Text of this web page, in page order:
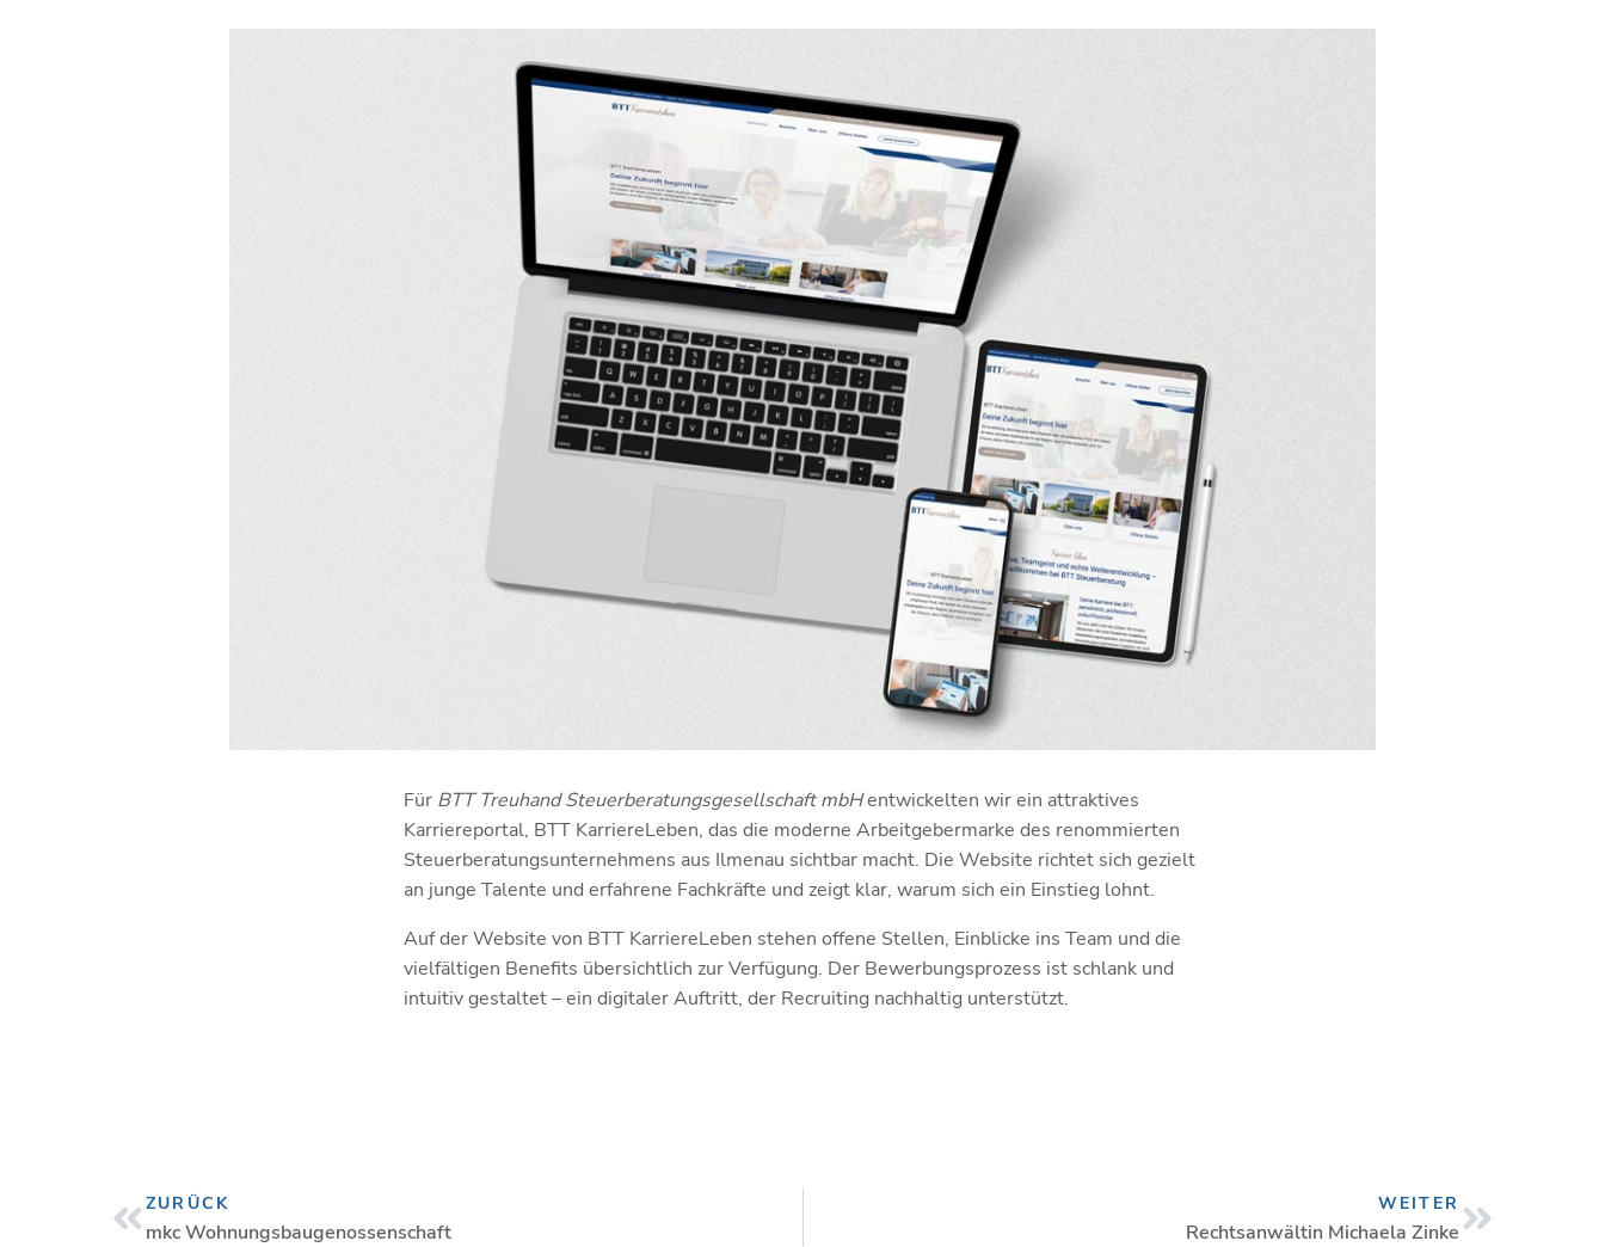
Für BTT Treuhand Steuerberatungsgesellschaft mbHentwickelten wir ein attraktives
Karriereportal, BTT KarriereLeben, das die moderne Arbeitgebermarke des renommierten
Steuerberatungsunternehmens aus Ilmenau sichtbar macht. Die Website richtet sich gezielt
an junge Talente und erfahrene Fachkräfte und zeigt klar, warum sich ein Einstieg lohnt.
Auf der Website von BTT KarriereLeben stehen offene Stellen, Einblicke ins Team und die
vielfältigen Benefits übersichtlich zur Verfügung. Der Bewerbungsprozess ist schlank und
intuitiv gestaltet – ein digitaler Auftritt, der Recruiting nachhaltig unterstützt.
Zurück
ZURÜCK
mkc Wohnungsbaugenossenschaft
WEITER
Rechtsanwältin Michaela Zinke
Nächster